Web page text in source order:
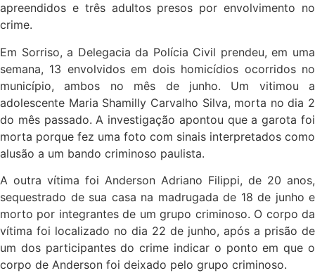
apreendidos e três adultos presos por envolvimento no
crime.
Em Sorriso, a Delegacia da Polícia Civil prendeu, em uma
semana, 13 envolvidos em dois homicídios ocorridos no
município, ambos no mês de junho. Um vitimou a
adolescente Maria Shamilly Carvalho Silva, morta no dia 2
do mês passado. A investigação apontou que a garota foi
morta porque fez uma foto com sinais interpretados como
alusão a um bando criminoso paulista.
A outra vítima foi Anderson Adriano Filippi, de 20 anos,
sequestrado de sua casa na madrugada de 18 de junho e
morto por integrantes de um grupo criminoso. O corpo da
vítima foi localizado no dia 22 de junho, após a prisão de
um dos participantes do crime indicar o ponto em que o
corpo de Anderson foi deixado pelo grupo criminoso.